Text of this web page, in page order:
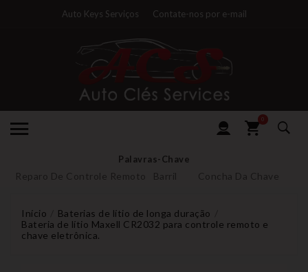
Auto Keys Serviços Contate-nos por e-mail
0
Palavras-Chave
Reparo De Controle Remoto Barril Concha Da Chave
Início
Baterias de lítio de longa duração
Bateria de lítio Maxell CR2032 para controle remoto e
chave eletrônica.